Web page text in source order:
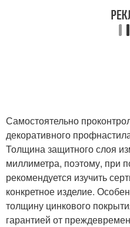
Самостоятельно
декоративного
Толщина защитного слоя
миллиметра, поэтому, при
рекомендуется изучить
конкретное изделие.
толщину цинкового
гарантией от